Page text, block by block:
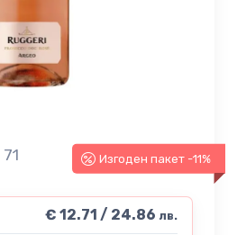
Изгоден пакет -11%
71
€ 12.71 / 24.86 лв.